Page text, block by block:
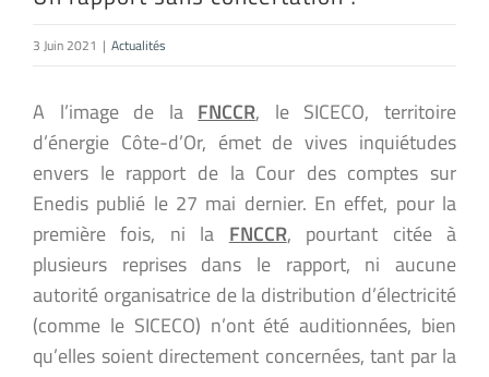
3 Juin 2021 | Actualités
A l’image de la FNCCR, le SICECO, territoire
d’énergie Côte-d’Or, émet de vives inquiétudes
envers le rapport de la Cour des comptes sur
Enedis publié le 27 mai dernier. En effet, pour la
première fois, ni la FNCCR, pourtant citée à
plusieurs reprises dans le rapport, ni aucune
autorité organisatrice de la distribution d’électricité
(comme le SICECO) n’ont été auditionnées, bien
qu’elles soient directement concernées, tant par la